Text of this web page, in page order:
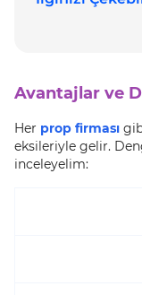
Avantajlar ve
Her prop firması
eksileriyle gelir.
inceleyelim: